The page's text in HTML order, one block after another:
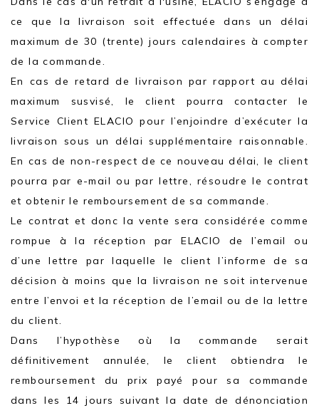
ce que la livraison soit effectuée dans un délai
maximum de 30 (trente) jours calendaires à compter
de la commande.
En cas de retard de livraison par rapport au délai
maximum susvisé, le client pourra contacter le
Service Client ELACIO pour l’enjoindre d’exécuter la
livraison sous un délai supplémentaire raisonnable.
En cas de non-respect de ce nouveau délai, le client
pourra par e-mail ou par lettre, résoudre le contrat
et obtenir le remboursement de sa commande.
Le contrat et donc la vente sera considérée comme
rompue à la réception par ELACIO de l’email ou
d’une lettre par laquelle le client l’informe de sa
décision à moins que la livraison ne soit intervenue
entre l’envoi et la réception de l’email ou de la lettre
du client.
Dans l’hypothèse où la commande serait
définitivement annulée, le client obtiendra le
remboursement du prix payé pour sa commande
dans les 14 jours suivant la date de dénonciation